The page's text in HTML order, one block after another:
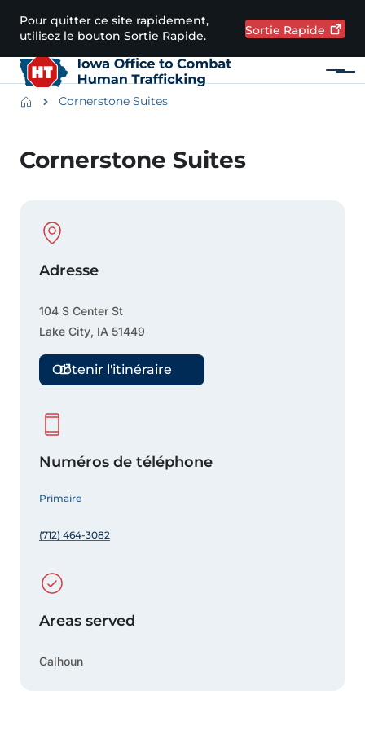
Passer au contenu principal
Pour quitter ce site rapidement,
utilisez le bouton Sortie Rapide.
Sortie Rapide
Menu
BreadcrumbsCornerstone Suites
Cornerstone Suites
Physical Location
Adresse
104 S Center St
Lake City, IA 51449
Obtenir l'itinéraire
Numéros de téléphone
Primaire
(712) 464-3082
Areas served
Calhoun